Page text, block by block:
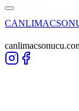
CANLIMAC